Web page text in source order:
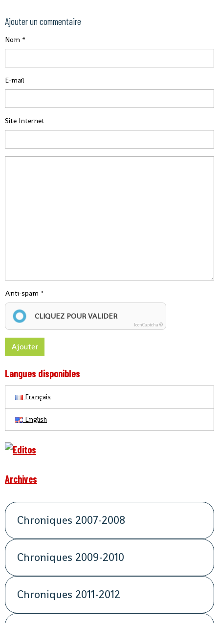
Ajouter un commentaire
Nom
E-mail
Site Internet
Anti-spam
CLIQUEZ POUR VALIDER
IconCaptcha ©
Ajouter
Langues disponibles
Français
English
Archives
Chroniques 2007-2008
Chroniques 2009-2010
Chroniques 2011-2012